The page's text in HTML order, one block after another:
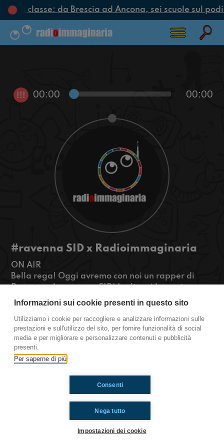
di classe: da Brescia ad Ancona, sei scuole sul
!!! 00:00 00:00
#ravenna SID x Radioimmaginaria
ON AIR
Bella rega! Oggi avremo con noi un rapper di
Ravenna che spacca, SID! Inoltre ci lamenteremo
di come abbiamo tolto la sezione "seguiti" su
#OkkinSu www.radioimmaginaria.it
Ravenna
Ti è piaciuto? Condividilo!
Informazioni sui cookie presenti in questo sito
Utilizziamo i cookie per raccogliere e analizzare informazioni sulle
prestazioni e sull'utilizzo del sito, per fornire funzionalità di social
media e per migliorare e personalizzare contenuti e pubblicità
presenti.
Per saperne di più
Nega tutto
Consenti
Impostazioni dei cookie